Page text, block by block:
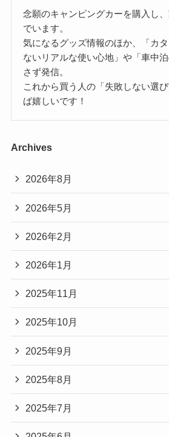
念願のキャンピングカーを購入し
でいます。
気になるグッズ情報のほか、「カ
ないリアルな使い心地」や「車中
さず発信。
これから買う人の「失敗しない選
ば嬉しいです！
Archives
2026年8月
2026年5月
2026年2月
2026年1月
2025年11月
2025年10月
2025年9月
2025年8月
2025年7月